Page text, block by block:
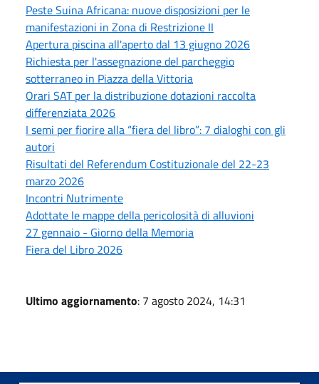
Peste Suina Africana: nuove disposizioni per le
manifestazioni in Zona di Restrizione II
Apertura piscina all'aperto dal 13 giugno 2026
Richiesta per l'assegnazione del parcheggio
sotterraneo in Piazza della Vittoria
Orari SAT per la distribuzione dotazioni raccolta
differenziata 2026
I semi per fiorire alla “fiera del libro”: 7 dialoghi con gli
autori
Risultati del Referendum Costituzionale del 22-23
marzo 2026
Incontri Nutrimente
Adottate le mappe della pericolosità di alluvioni
27 gennaio - Giorno della Memoria
Fiera del Libro 2026
Ultimo aggiornamento: 7 agosto 2024, 14:31